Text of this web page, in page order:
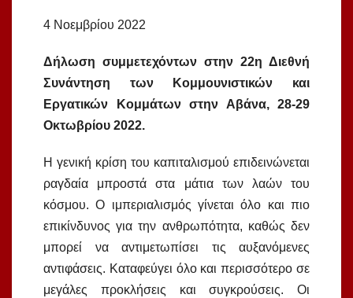
4 Νοεμβρίου 2022
Δήλωση συμμετεχόντων στην 22η Διεθνή
Συνάντηση των Κομμουνιστικών και
Εργατικών Κομμάτων στην Αβάνα, 28-29
Οκτωβρίου 2022.
Η γενική κρίση του καπιταλισμού επιδεινώνεται
ραγδαία μπροστά στα μάτια των λαών του
κόσμου. Ο ιμπεριαλισμός γίνεται όλο και πιο
επικίνδυνος για την ανθρωπότητα, καθώς δεν
μπορεί να αντιμετωπίσει τις αυξανόμενες
αντιφάσεις. Καταφεύγει όλο και περισσότερο σε
μεγάλες προκλήσεις και συγκρούσεις. Οι